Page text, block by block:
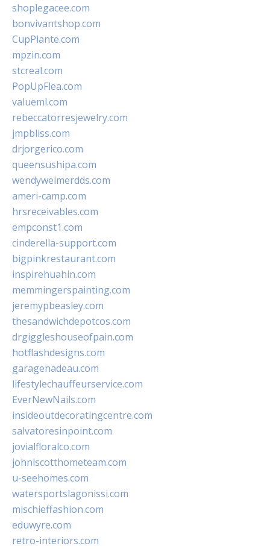
shoplegacee.com
bonvivantshop.com
CupPlante.com
mpzin.com
stcreal.com
PopUpFlea.com
valueml.com
rebeccatorresjewelry.com
jmpbliss.com
drjorgerico.com
queensushipa.com
wendyweimerdds.com
ameri-camp.com
hrsreceivables.com
empconst1.com
cinderella-support.com
bigpinkrestaurant.com
inspirehuahin.com
memmingerspainting.com
jeremypbeasley.com
thesandwichdepotcos.com
drgiggleshouseofpain.com
hotflashdesigns.com
garagenadeau.com
lifestylechauffeurservice.com
EverNewNails.com
insideoutdecoratingcentre.com
salvatoresinpoint.com
jovialfloralco.com
johnlscotthometeam.com
u-seehomes.com
watersportslagonissi.com
mischieffashion.com
eduwyre.com
retro-interiors.com